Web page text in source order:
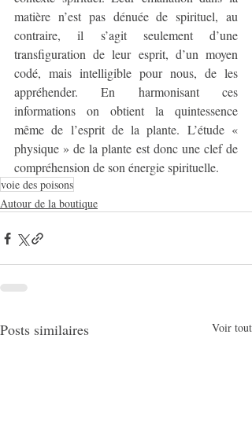
matière n’est pas dénuée de spirituel, au
contraire, il s’agit seulement d’une
transfiguration de leur esprit, d’un moyen
codé, mais intelligible pour nous, de les
appréhender. En harmonisant ces
informations on obtient la quintessence
même de l’esprit de la plante. L’étude «
physique » de la plante est donc une clef de
compréhension de son énergie spirituelle.
voie des poisons
Autour de la boutique
Posts similaires Voir tout